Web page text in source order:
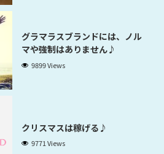
グラマラスブランドには、ノル
マや強制はありません♪
9899 Views
クリスマスは稼げる♪
9771 Views